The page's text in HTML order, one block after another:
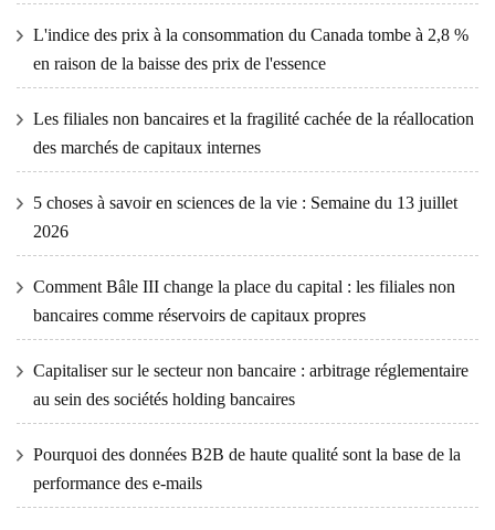
L'indice des prix à la consommation du Canada tombe à 2,8 %
en raison de la baisse des prix de l'essence
Les filiales non bancaires et la fragilité cachée de la réallocation
des marchés de capitaux internes
5 choses à savoir en sciences de la vie : Semaine du 13 juillet
2026
Comment Bâle III change la place du capital : les filiales non
bancaires comme réservoirs de capitaux propres
Capitaliser sur le secteur non bancaire : arbitrage réglementaire
au sein des sociétés holding bancaires
Pourquoi des données B2B de haute qualité sont la base de la
performance des e-mails